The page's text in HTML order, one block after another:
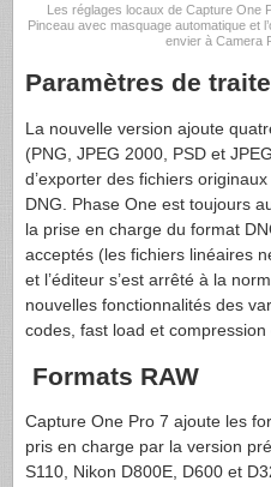
Les réglages locaux de Capture One
Pinceau avec masquage automatique et
envier à Camera
Paramètres de
La nouvelle version ajoute
(PNG, JPEG 2000, PSD et
d’exporter des fichiers
DNG. Phase One est toujours
la prise en charge du format
acceptés (les fichiers linéaires
et l’éditeur s’est arrêté à la
nouvelles fonctionnalités des
codes, fast load et compression
Formats RAW
Capture One Pro 7 ajoute les
pris en charge par la version
S110, Nikon D800E, D600 et